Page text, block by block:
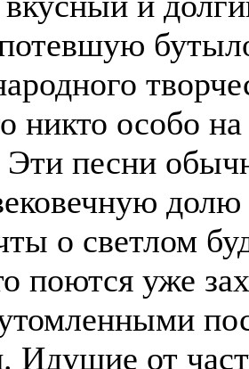
никто особо
песни
долю
о светлом
поются уже
Идущие от